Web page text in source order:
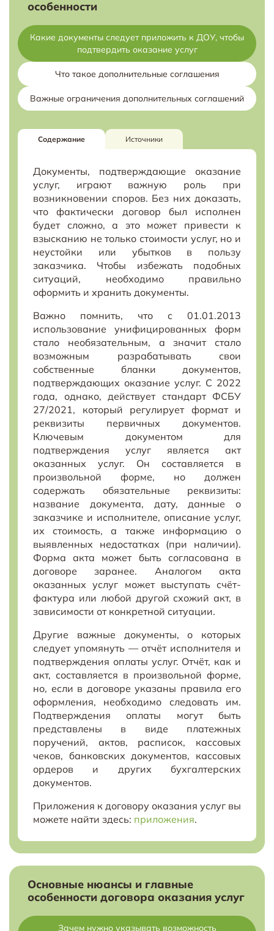
особенности
Какие документы следует приложить к ДОУ, чтобы
подтвердить оказание услуг
Что такое дополнительные соглашения
Важные ограничения дополнительных соглашений
Содержание Источники
Документы, подтверждающие оказание
услуг, играют важную роль при
возникновении споров. Без них доказать,
что фактически договор был исполнен
будет сложно, а это может привести к
взысканию не только стоимости услуг, но и
неустойки или убытков в пользу
заказчика. Чтобы избежать подобных
ситуаций, необходимо правильно
оформить и хранить документы.
Важно помнить, что с 01.01.2013
использование унифицированных форм
стало необязательным, а значит стало
возможным разрабатывать свои
собственные бланки документов,
подтверждающих оказание услуг. С 2022
года, однако, действует стандарт ФСБУ
27/2021, который регулирует формат и
реквизиты первичных документов.
Ключевым документом для
подтверждения услуг является акт
оказанных услуг. Он составляется в
произвольной форме, но должен
содержать обязательные реквизиты:
название документа, дату, данные о
заказчике и исполнителе, описание услуг,
их стоимость, а также информацию о
выявленных недостатках (при наличии).
Форма акта может быть согласована в
договоре заранее. Аналогом акта
оказанных услуг может выступать счёт-
фактура или любой другой схожий акт, в
зависимости от конкретной ситуации.
Другие важные документы, о которых
следует упомянуть — отчёт исполнителя и
подтверждения оплаты услуг. Отчёт, как и
акт, составляется в произвольной форме,
но, если в договоре указаны правила его
оформления, необходимо следовать им.
Подтверждения оплаты могут быть
представлены в виде платежных
поручений, актов, расписок, кассовых
чеков, банковских документов, кассовых
ордеров и других бухгалтерских
документов.
Приложения к договору оказания услуг вы
можете найти здесь: приложения.
Основные нюансы и главные
особенности договора оказания услуг
Зачем нужно указывать возможность